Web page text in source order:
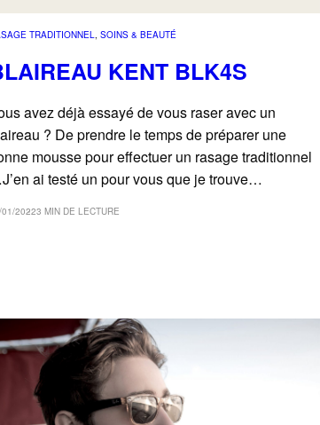
TRADITIONNEL SOINS & BEAUTÉ
KENT BLK4S
avez déjà essayé de vous raser avec un
? De prendre le temps de préparer une
mousse pour effectuer un rasage traditionnel
ai testé un pour vous que je trouve…
01/20223 MIN DE LECTURE